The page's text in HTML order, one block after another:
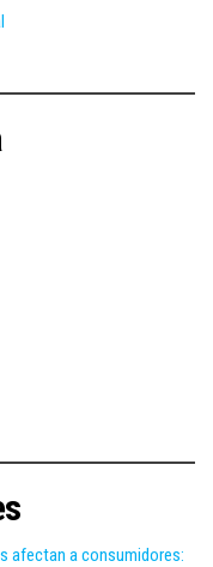
afectan a consumidores: